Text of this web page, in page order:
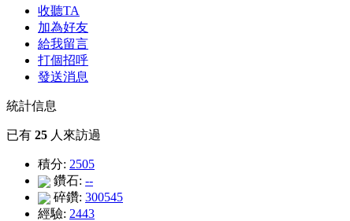
收聽TA
加為好友
給我留言
打個招呼
發送消息
統計信息
已有 25 人來訪過
積分: 2505
鑽石: --
碎鑽: 300545
經驗: 2443